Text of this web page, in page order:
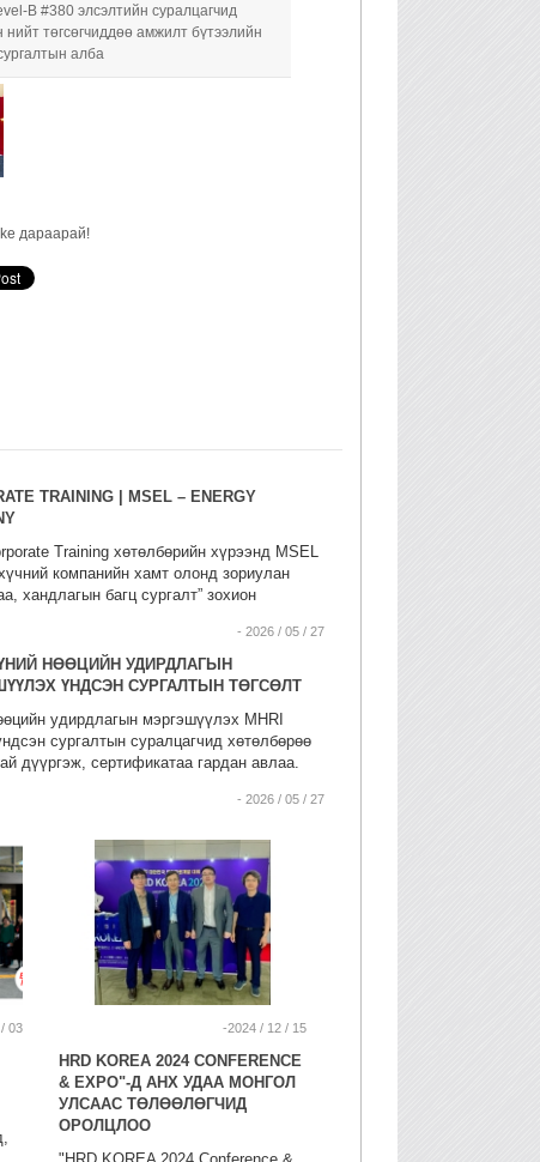
B #380 элсэлтийн суралцагчид
нийт төгсөгчиддөө амжилт бүтээлийн
алба
дараарай!
TRAINING | MSEL – ENERGY
Training хөтөлбөрийн хүрээнд MSEL
компанийн хамт олонд зориулан
хандлагын багц сургалт” зохион
- 2026 / 05 / 27
НӨӨЦИЙН УДИРДЛАГЫН
ҮНДСЭН СУРГАЛТЫН ТӨГСӨЛТ
удирдлагын мэргэшүүлэх MHRI
сургалтын суралцагчид хөтөлбөрөө
дүүргэж, сертификатаа гардан авлаа.
- 2026 / 05 / 27
03 -2024 / 12 / 15
HRD KOREA 2024 CONFERENCE
& EXPO"-Д АНХ УДАА МОНГОЛ
УЛСААС ТӨЛӨӨЛӨГЧИД
ОРОЛЦЛОО